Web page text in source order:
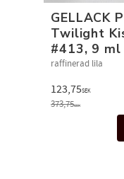
GELLACK
Twilight
#413, 9 ml
raffinerad lila
123,75SEK
373,75SEK